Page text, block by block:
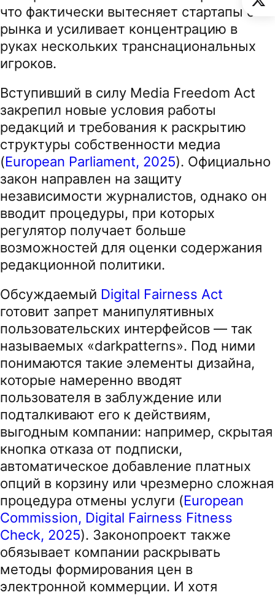
что фактически вытесняет стартапы с
рынка и усиливает концентрацию в
руках нескольких транснациональных
игроков.
Вступивший в силу Media Freedom Act
закрепил новые условия работы
редакций и требования к раскрытию
структуры собственности медиа
(European Parliament, 2025). Официально
закон направлен на защиту
независимости журналистов, однако он
вводит процедуры, при которых
регулятор получает больше
возможностей для оценки содержания
редакционной политики.
Обсуждаемый Digital Fairness Act
готовит запрет манипулятивных
пользовательских интерфейсов — так
называемых «darkpatterns». Под ними
понимаются такие элементы дизайна,
которые намеренно вводят
пользователя в заблуждение или
подталкивают его к действиям,
выгодным компании: например, скрытая
кнопка отказа от подписки,
автоматическое добавление платных
опций в корзину или чрезмерно сложная
процедура отмены услуги (European
Commission, Digital Fairness Fitness
Check, 2025). Законопроект также
обязывает компании раскрывать
методы формирования цен в
электронной коммерции. И хотя